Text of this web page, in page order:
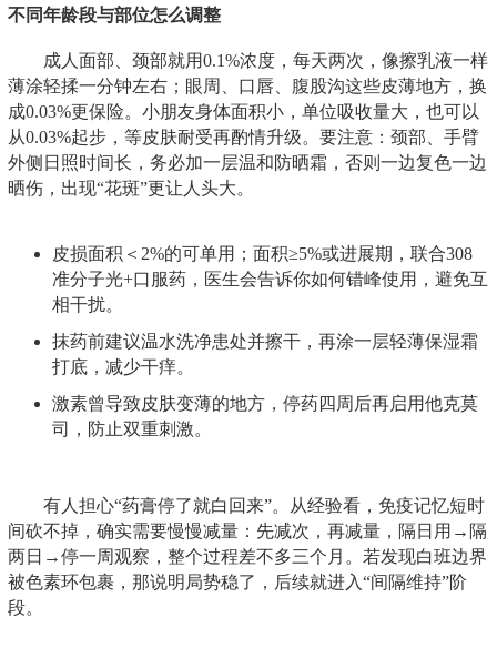
不同年龄段与部位怎么调整
成人面部、颈部就用0.1%浓度，每天两次，像擦乳液一样
薄涂轻揉一分钟左右；眼周、口唇、腹股沟这些皮薄地方，换
成0.03%更保险。小朋友身体面积小，单位吸收量大，也可以
从0.03%起步，等皮肤耐受再酌情升级。要注意：颈部、手臂
外侧日照时间长，务必加一层温和防晒霜，否则一边复色一边
晒伤，出现“花斑”更让人头大。
皮损面积＜2%的可单用；面积≥5%或进展期，联合308
准分子光+口服药，医生会告诉你如何错峰使用，避免互
相干扰。
抹药前建议温水洗净患处并擦干，再涂一层轻薄保湿霜
打底，减少干痒。
激素曾导致皮肤变薄的地方，停药四周后再启用他克莫
司，防止双重刺激。
有人担心“药膏停了就白回来”。从经验看，免疫记忆短时
间砍不掉，确实需要慢慢减量：先减次，再减量，隔日用→隔
两日→停一周观察，整个过程差不多三个月。若发现白班边界
被色素环包裹，那说明局势稳了，后续就进入“间隔维持”阶
段。